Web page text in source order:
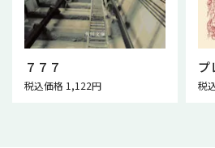
７７７
税込価格 1,122円
プ
税